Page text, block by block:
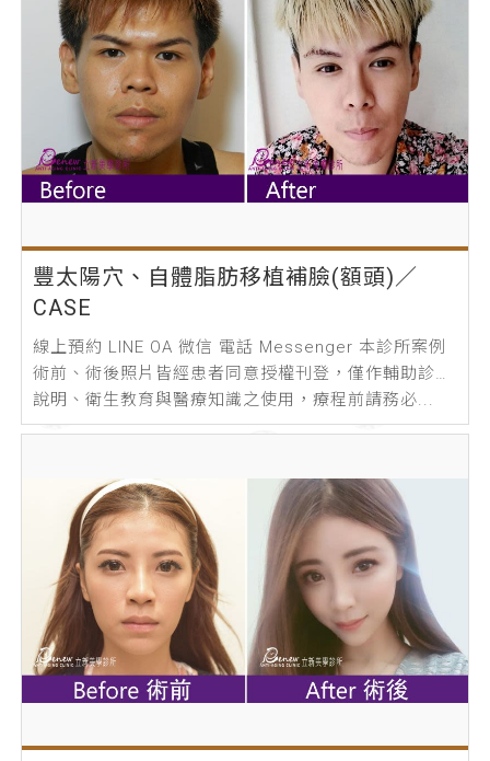
豐太陽穴、自體脂肪移植補臉(額頭)／
CASE
線上預約 LINE OA 微信 電話 Messenger 本診所案例
術前、術後照片皆經患者同意授權刊登，僅作輔助診療
說明、衛生教育與醫療知識之使用，療程前請務必...